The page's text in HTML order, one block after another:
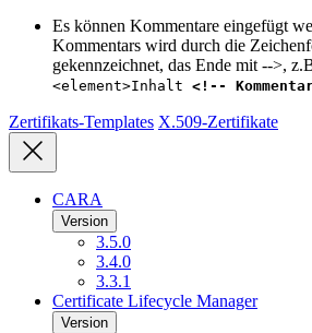
Es können Kommentare eingefügt
Kommentars wird durch die
gekennzeichnet, das Ende mit -->,
<element>Inhalt <!--
Zertifikats-Templates X.509-Zertifikate
CARA
Version
3.5.0
3.4.0
3.3.1
Certificate Lifecycle Manager
Version